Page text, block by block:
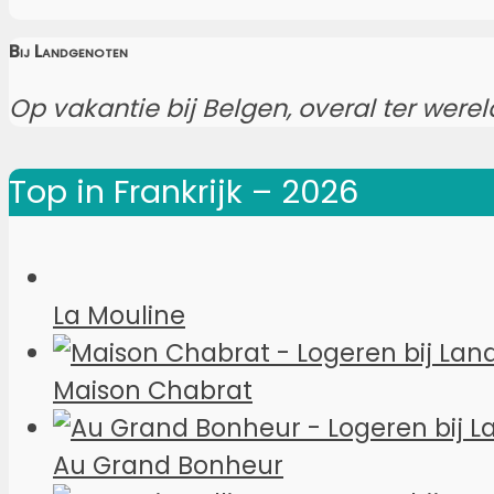
Bij Landgenoten
Op vakantie bij Belgen, overal ter
Top in Frankrijk – 2026
La Mouline
Maison Chabrat
Au Grand Bonheur